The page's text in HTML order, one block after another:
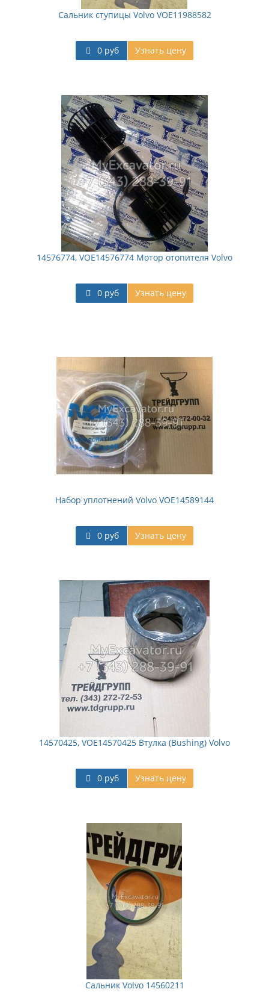
Сальник ступицы Volvo VOE11988582
0 руб Узнать цену
14576774, VOE14576774 Мотор отопителя Volvo
0 руб Узнать цену
Набор уплотнений Volvo VOE14589144
0 руб Узнать цену
14570425, VOE14570425 Втулка (Bushing) Volvo
0 руб Узнать цену
Сальник Volvo 14560211